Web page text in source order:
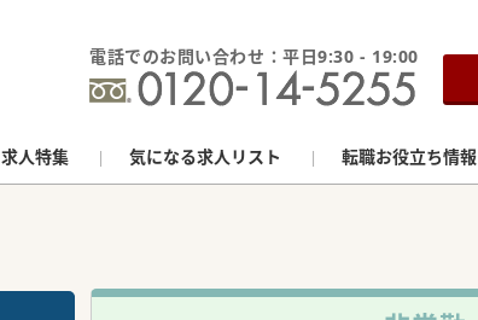
電話でのお問い合わせ：平日9:30 - 19:00
求人特集 気になる求人リスト 転職お役立ち情報